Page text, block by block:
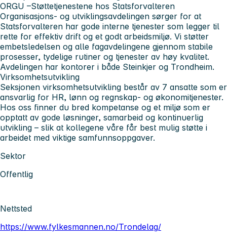
ORGU –Støttetjenestene hos Statsforvalteren
Organisasjons- og utviklingsavdelingen sørger for at
Statsforvalteren har gode interne tjenester som legger til
rette for effektiv drift og et godt arbeidsmiljø. Vi støtter
embetsledelsen og alle fagavdelingene gjennom stabile
prosesser, tydelige rutiner og tjenester av høy kvalitet.
Avdelingen har kontorer i både Steinkjer og Trondheim.
Virksomhetsutvikling
Seksjonen virksomhetsutvikling består av 7 ansatte som er
ansvarlig for HR, lønn og regnskap- og økonomitjenester.
Hos oss finner du bred kompetanse og et miljø som er
opptatt av gode løsninger, samarbeid og kontinuerlig
utvikling – slik at kollegene våre får best mulig støtte i
arbeidet med viktige samfunnsoppgaver.
Sektor
Offentlig
Nettsted
https://www.fylkesmannen.no/Trondelag/